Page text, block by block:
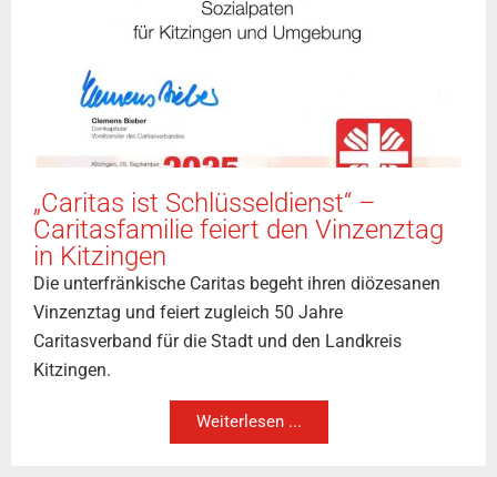
„Caritas ist Schlüsseldienst“ –
Caritasfamilie feiert den Vinzenztag
in Kitzingen
Die unterfränkische Caritas begeht ihren diözesanen
Vinzenztag und feiert zugleich 50 Jahre
Caritasverband für die Stadt und den Landkreis
Kitzingen.
Weiterlesen ...